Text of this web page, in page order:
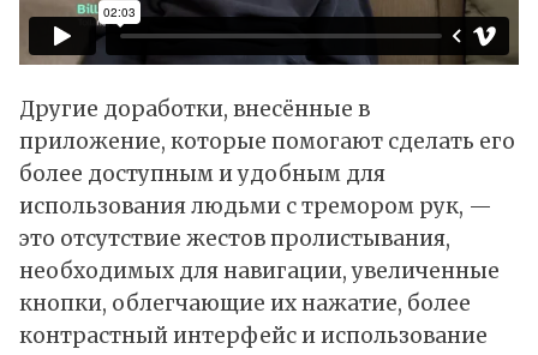
Другие доработки, внесённые в
приложение, которые помогают сделать его
более доступным и удобным для
использования людьми с тремором рук, —
это отсутствие жестов пролистывания,
необходимых для навигации, увеличенные
кнопки, облегчающие их нажатие, более
контрастный интерфейс и использование